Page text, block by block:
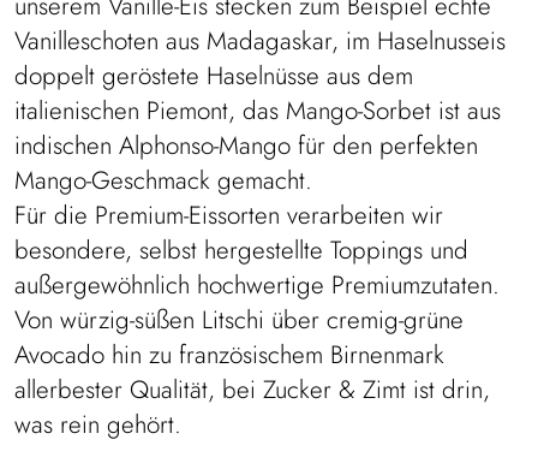
Vanilleschoten aus Madagaskar, im Haselnusseis
doppelt geröstete Haselnüsse aus dem
italienischen Piemont, das Mango-Sorbet ist aus
indischen Alphonso-Mango für den perfekten
Mango-Geschmack gemacht.
Für die Premium-Eissorten verarbeiten wir
besondere, selbst hergestellte Toppings und
außergewöhnlich hochwertige Premiumzutaten.
Von würzig-süßen Litschi über cremig-grüne
Avocado hin zu französischem Birnenmark
allerbester Qualität, bei Zucker & Zimt ist drin,
was rein gehört.